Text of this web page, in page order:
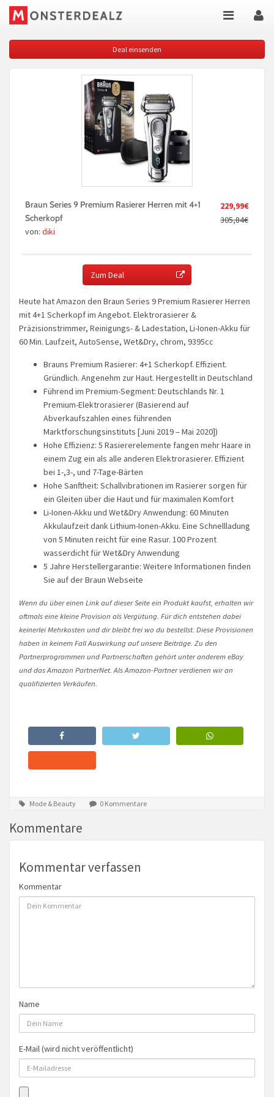
Deal einsenden
229,99€
305,84€
Braun Series 9 Premium Rasierer Herren mit 4+1
Scherkopf
von: diki
Zum Deal
Heute hat Amazon den Braun Series 9 Premium Rasierer Herren
mit 4+1 Scherkopf im Angebot. Elektrorasierer &
Präzisionstrimmer, Reinigungs- & Ladestation, Li-Ionen-Akku für
60 Min. Laufzeit, AutoSense, Wet&Dry, chrom, 9395cc
Brauns Premium Rasierer: 4+1 Scherkopf. Effizient.
Gründlich. Angenehm zur Haut. Hergestellt in Deutschland
Führend im Premium-Segment: Deutschlands Nr. 1
Premium-Elektrorasierer (Basierend auf
Abverkaufszahlen eines führenden
Marktforschungsinstituts [Juni 2019 – Mai 2020])
Hohe Effizienz: 5 Rasiererelemente fangen mehr Haare in
einem Zug ein als alle anderen Elektrorasierer. Effizient
bei 1-,3-, und 7-Tage-Bärten
Hohe Sanftheit: Schallvibrationen im Rasierer sorgen für
ein Gleiten über die Haut und für maximalen Komfort
Li-Ionen-Akku und Wet&Dry Anwendung: 60 Minuten
Akkulaufzeit dank Lithium-Ionen-Akku. Eine Schnellladung
von 5 Minuten reicht für eine Rasur. 100 Prozent
wasserdicht für Wet&Dry Anwendung
5 Jahre Herstellergarantie: Weitere Informationen finden
Sie auf der Braun Webseite
Wenn du über einen Link auf dieser Seite ein Produkt kaufst, erhalten wir
oftmals eine kleine Provision als Vergütung. Für dich entstehen dabei
keinerlei Mehrkosten und dir bleibt frei wo du bestellst. Diese Provisionen
haben in keinem Fall Auswirkung auf unsere Beiträge. Zu den
Partnerprogrammen und Partnerschaften gehört unter anderem eBay
und das Amazon PartnerNet. Als Amazon-Partner verdienen wir an
qualifizierten Verkäufen.
Mode & Beauty 0 Kommentare
Kommentare
Kommentar verfassen
Kommentar
Name
E-Mail (wird nicht veröffentlicht)